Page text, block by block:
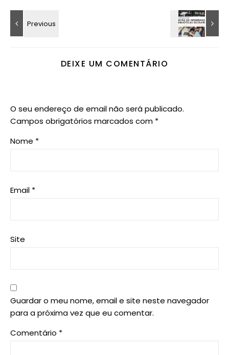
DEIXE UM COMENTÁRIO
O seu endereço de email não será publicado.
Campos obrigatórios marcados com *
Nome *
Email *
Site
Guardar o meu nome, email e site neste navegador
para a próxima vez que eu comentar.
Comentário *